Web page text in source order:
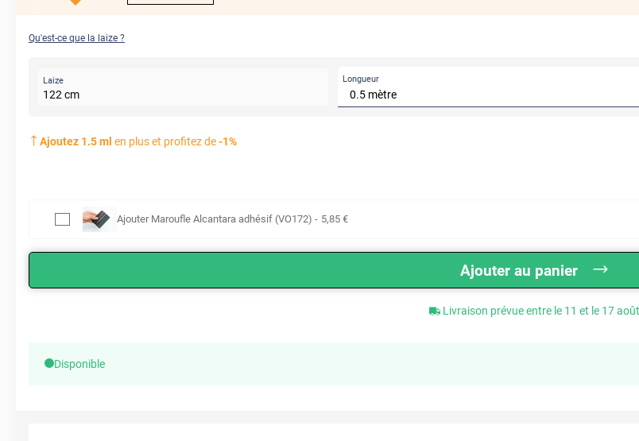
Qu'est-ce que la laize ?
Laize
122 cm
Longueur
Ajoutez 1.5ml en plus et profitez de-1%
Ajouter Maroufle Alcantara adhésif (VO172) - 5,85 €
Ajouter au panier
Livraison prévue entre le 11 et le 17 août
Disponible